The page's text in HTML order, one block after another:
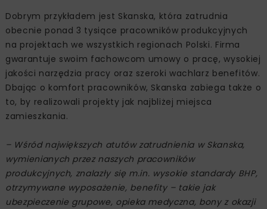
Dobrym przykładem jest Skanska, która zatrudnia
obecnie ponad 3 tysiące pracowników produkcyjnych
na projektach we wszystkich regionach Polski. Firma
gwarantuje swoim fachowcom umowy o pracę, wysokiej
jakości narzędzia pracy oraz szeroki wachlarz benefitów.
Dbając o komfort pracowników, Skanska zabiega także o
to, by realizowali projekty jak najbliżej miejsca
zamieszkania.
– Wśród największych atutów zatrudnienia w Skanska,
wymienianych przez naszych pracowników
produkcyjnych, znalazły się m.in. wysokie standardy BHP,
otrzymywane wyposażenie, benefity – takie jak
ubezpieczenie grupowe, opieka medyczna, bony z okazji